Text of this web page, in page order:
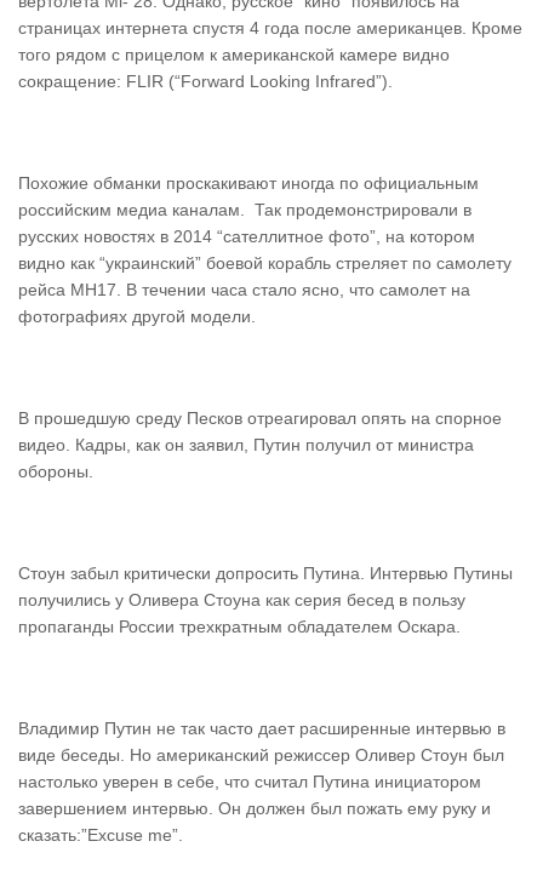
страницах интернета спустя 4 года после американцев. Кроме
того рядом с прицелом к американской камере видно
сокращение: FLIR (“Forward Looking Infrared”).
Похожие обманки проскакивают иногда по официальным
российским медиа каналам. Так продемонстрировали в
русских новостях в 2014 “сателлитное фото”, на котором
видно как “украинский” боевой корабль стреляет по самолету
рейса MH17. В течении часа стало ясно, что самолет на
фотографиях другой модели.
В прошедшую среду Песков отреагировал опять на спорное
видео. Кадры, как он заявил, Путин получил от министра
обороны.
Стоун забыл критически допросить Путина. Интервью Путины
получились у Оливера Стоуна как серия бесед в пользу
пропаганды России трехкратным обладателем Оскара.
Владимир Путин не так часто дает расширенные интервью в
виде беседы. Но американский режиссер Оливер Стоун был
настолько уверен в себе, что считал Путина инициатором
завершением интервью. Он должен был пожать ему руку и
сказать:”Excuse me”.